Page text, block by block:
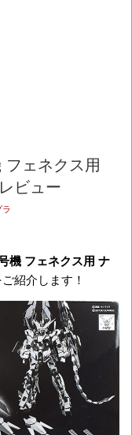
ェネクス用
ビュー
機 フェネクス用 ナ
紹介します！